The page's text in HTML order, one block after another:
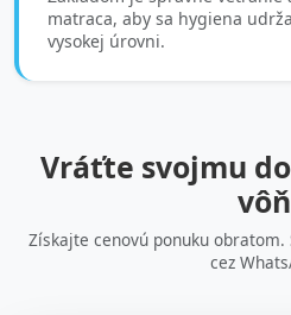
matraca, aby sa hygiena
vysokej úrovni.
Vráťte svojmu
Získajte cenovú ponuku
cez